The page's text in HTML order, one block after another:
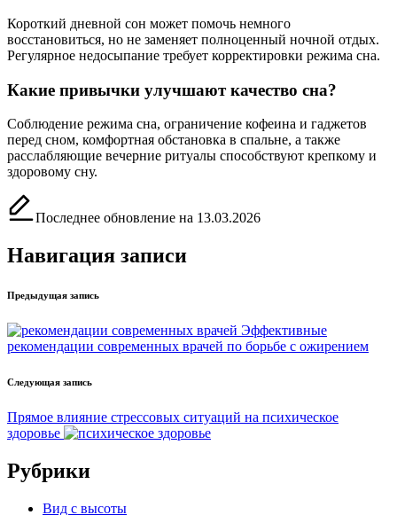
Короткий дневной сон может помочь немного
восстановиться, но не заменяет полноценный ночной отдых.
Регулярное недосыпание требует корректировки режима сна.
Какие привычки улучшают качество сна?
Соблюдение режима сна, ограничение кофеина и гаджетов
перед сном, комфортная обстановка в спальне, а также
расслабляющие вечерние ритуалы способствуют крепкому и
здоровому сну.
Последнее обновление на 13.03.2026
Навигация записи
Предыдущая запись
Эффективные
рекомендации современных врачей по борьбе с ожирением
Следующая запись
Прямое влияние стрессовых ситуаций на психическое
здоровье
Рубрики
Вид с высоты